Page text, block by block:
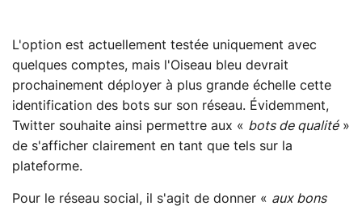
L'option est actuellement testée uniquement avec
quelques comptes, mais l'Oiseau bleu devrait
prochainement déployer à plus grande échelle cette
identification des bots sur son réseau. Évidemment,
Twitter souhaite ainsi permettre aux « bots de qualité»
de s'afficher clairement en tant que tels sur la
plateforme.
Pour le réseau social, il s'agit de donner « aux bons